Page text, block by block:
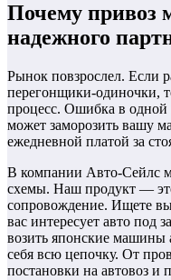
Почему привоз
надежного
Рынок повзрослел. Если
перегонщики-одиночки,
процесс. Ошибка в
может заморозить вашу
ежедневной платой за
В компании Авто-Сейлс
схемы. Наш продукт —
сопровождение. Ищете вы
вас интересует авто под
возить японские машины
себя всю цепочку. От
постановки на автовоз